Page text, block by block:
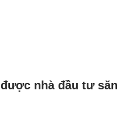
nhà đầu tư săn